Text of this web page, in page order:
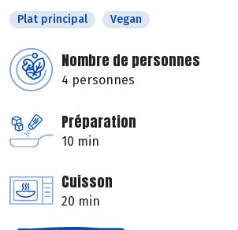
Plat principal Vegan
Nombre de personnes
4 personnes
Préparation
10 min
Cuisson
20 min